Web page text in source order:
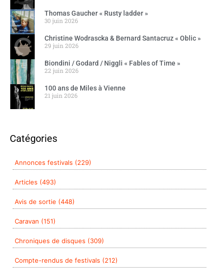
Thomas Gaucher « Rusty ladder »
30 juin 2026
Christine Wodrascka & Bernard Santacruz « Oblic »
29 juin 2026
Biondini / Godard / Niggli « Fables of Time »
22 juin 2026
100 ans de Miles à Vienne
21 juin 2026
Catégories
Annonces festivals (229)
Articles (493)
Avis de sortie (448)
Caravan (151)
Chroniques de disques (309)
Compte-rendus de festivals (212)